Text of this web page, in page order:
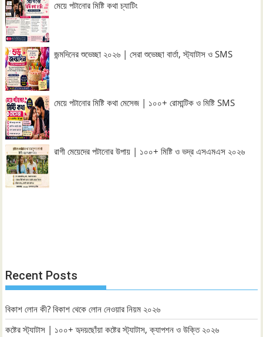
মেয়ে পটানোর মিষ্টি কথা চ্যাটিং
জন্মদিনের শুভেচ্ছা ২০২৬ | সেরা শুভেচ্ছা বার্তা, স্ট্যাটাস ও SMS
মেয়ে পটানোর মিষ্টি কথা মেসেজ | ১০০+ রোমান্টিক ও মিষ্টি SMS
রাগী মেয়েদের পটানোর উপায় | ১০০+ মিষ্টি ও ভদ্র এসএমএস ২০২৬
Recent Posts
বিকাশ লোন কী? বিকাশ থেকে লোন নেওয়ার নিয়ম ২০২৬
কষ্টের স্ট্যাটাস | ১০০+ হৃদয়ছোঁয়া কষ্টের স্ট্যাটাস, ক্যাপশন ও উক্তি ২০২৬